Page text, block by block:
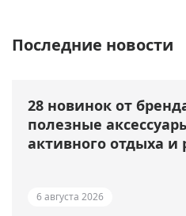
Последние новости
28 новинок от
полезные
активного отдыха и
6 августа 2026